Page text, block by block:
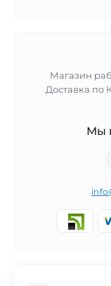
Магазин
Доставка по
Мы